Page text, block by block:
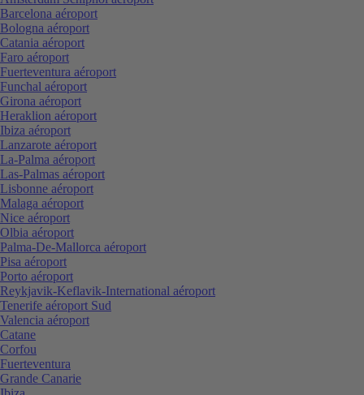
Barcelona aéroport
Bologna aéroport
Catania aéroport
Faro aéroport
Fuerteventura aéroport
Funchal aéroport
Girona aéroport
Heraklion aéroport
Ibiza aéroport
Lanzarote aéroport
La-Palma aéroport
Las-Palmas aéroport
Lisbonne aéroport
Malaga aéroport
Nice aéroport
Olbia aéroport
Palma-De-Mallorca aéroport
Pisa aéroport
Porto aéroport
Reykjavik-Keflavik-International aéroport
Tenerife aéroport Sud
Valencia aéroport
Catane
Corfou
Fuerteventura
Grande Canarie